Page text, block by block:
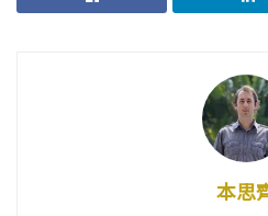
本思